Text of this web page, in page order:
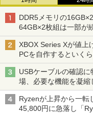
DDR5メモリの
64GB×2枚組は一部が
XBOX Series Xが値上
PCを自作するといく
ーム』】
USBケーブルの確認
場、必要な機能を凝
Ryzenが上昇から一転
45,800円に急落し「